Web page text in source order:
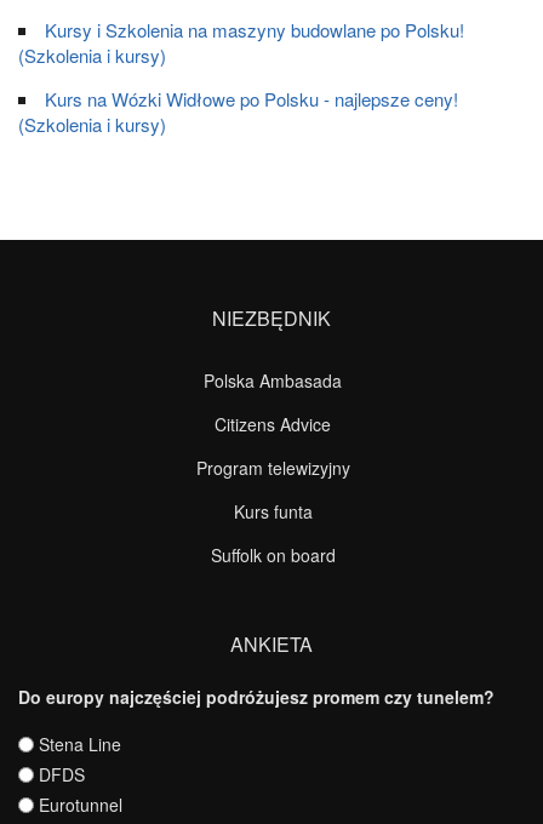
Kursy i Szkolenia na maszyny budowlane po Polsku!
(Szkolenia i kursy)
Kurs na Wózki Widłowe po Polsku - najlepsze ceny!
(Szkolenia i kursy)
NIEZBĘDNIK
Polska Ambasada
Citizens Advice
Program telewizyjny
Kurs funta
Suffolk on board
ANKIETA
Do europy najczęściej podróżujesz promem czy tunelem?
Wybory
Stena Line
DFDS
Eurotunnel